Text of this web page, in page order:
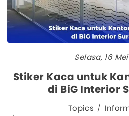
Selasa, 16
Stiker Kaca untuk
di BiG Interior
Topics